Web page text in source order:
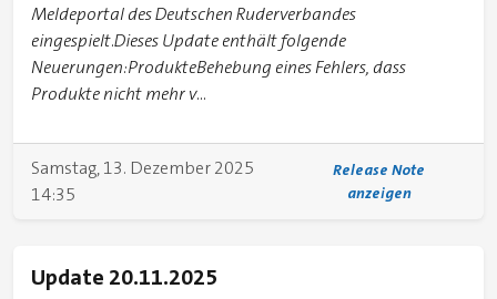
Meldeportal des Deutschen Ruderverbandes
eingespielt.Dieses Update enthält folgende
Neuerungen:ProdukteBehebung eines Fehlers, dass
Produkte nicht mehr v...
Samstag, 13. Dezember 2025
14:35
Release Note
anzeigen
Update 20.11.2025